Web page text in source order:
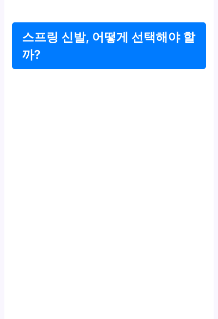
스프링 신발, 어떻게 선택해야 할
까?